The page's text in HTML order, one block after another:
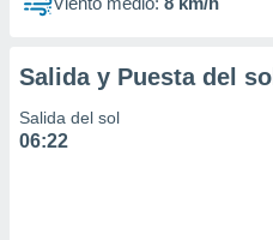
Salida y Puesta del sol
Salida del sol
06:22